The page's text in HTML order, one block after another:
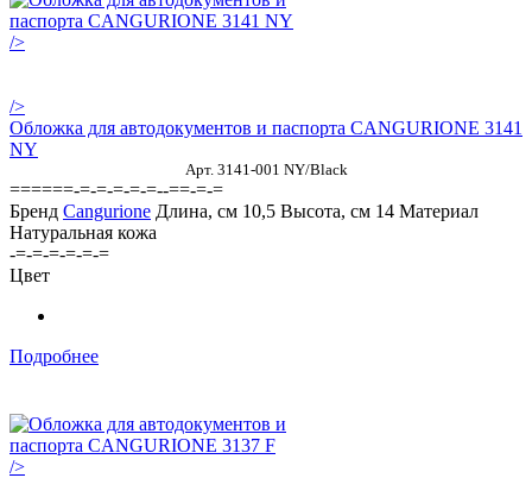
/>
/>
Обложка для автодокументов и паспорта CANGURIONE 3141
NY
Арт. 3141-001 NY/Black
======-=-=-=-=-=--==-=-=
Бренд Cangurione Длина, см 10,5 Высота, см 14 Материал
Натуральная кожа
-=-=-=-=-=-=
Цвет
Подробнее
/>